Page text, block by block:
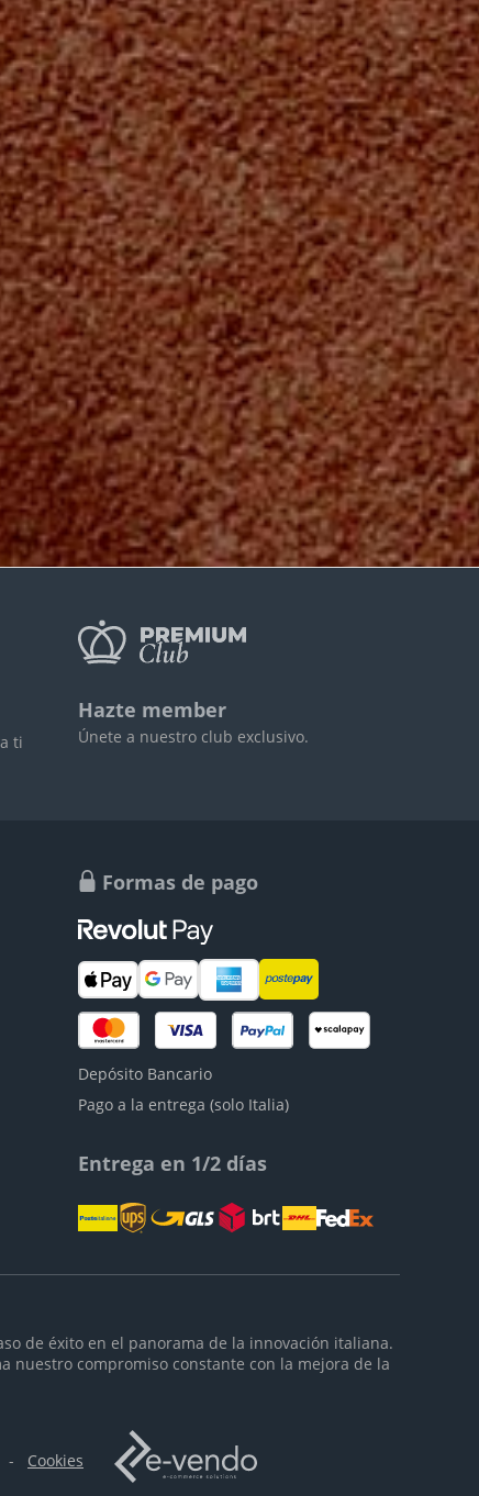
ti
Hazte member
Únete a nuestro club exclusivo.
Formas de pago
Depósito Bancario
Pago a la entrega (solo Italia)
Entrega en 1/2 días
de éxito en el panorama de la innovación italiana.
nuestro compromiso constante con la mejora de la
- Cookies